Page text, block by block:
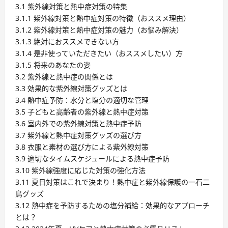
3.1 紫外線対策と熱中症対策の特集
3.1.1 紫外線対策と熱中症対策の特徴（おススメ理由）
3.1.2 紫外線対策と熱中症対策の魅力（お悩み解決）
3.1.3 絶対におススメできない方
3.1.4 是非使っていただきたい（おススメしたい）方
3.1.5 将来のあなたの姿
3.2 紫外線と熱中症の関係とは
3.3 効果的な紫外線対策グッズとは
3.4 熱中症予防：水分と塩分の適切な管理
3.5 子どもと高齢者の紫外線と熱中症対策
3.6 室内外での紫外線対策と熱中症予防
3.7 紫外線と熱中症対策グッズの選び方
3.8 衣服と素材の選び方による紫外線対策
3.9 適切なタイムスケジュールによる熱中症予防
3.10 紫外線強度に応じた対策の強化方法
3.11 夏日対策はこれで決まり！熱中症と紫外線保護の一石二
鳥グッズ
3.12 熱中症を予防するための塩分補給：効果的なアプローチ
とは？